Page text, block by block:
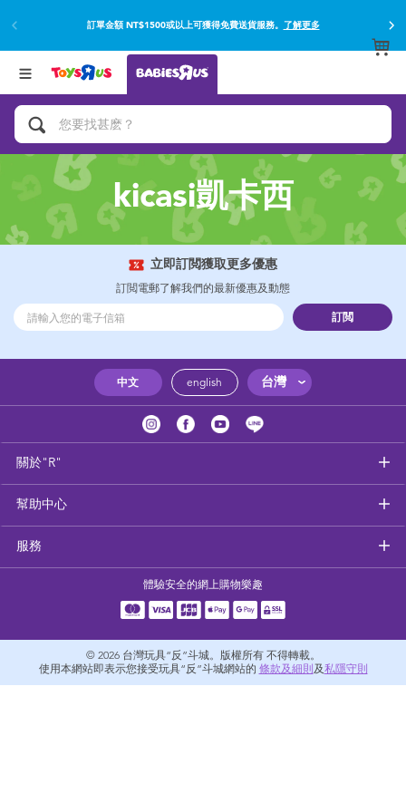
訂單金額 NT$1500或以上可獲得免費送貨服務。 了解更多
網上購買並使用門市取貨在店內取貨。
分類目錄
遊戲及活動
嬰兒專用禮品
沐浴及如厠訓練用品
嬰兒及兒童汽車座椅
尿片及濕紙巾
餵哺及嬰兒食品
健康及安全用品
嬰兒手推車
準媽媽
毛巾及床上用品
外遊用品
品牌
查看所有
kicasi凱卡西
立即訂閲獲取更多優惠
訂閲電郵了解我們的最新優惠及動態
訂閲
中文 english 台灣
關於"R"
幫助中心
服務
體驗安全的網上購物樂趣
© 2026 台灣玩具“反”斗城。版權所有 不得轉載。
使用本網站即表示您接受玩具“反”斗城網站的 條款及細則 及私隱守則